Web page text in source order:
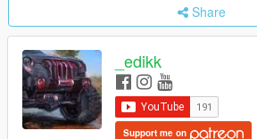
Share
_edikk
Support me on